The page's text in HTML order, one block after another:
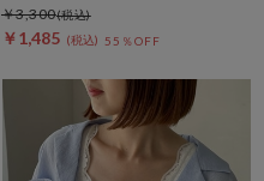
￥1,485 55％OFF
￥3,300